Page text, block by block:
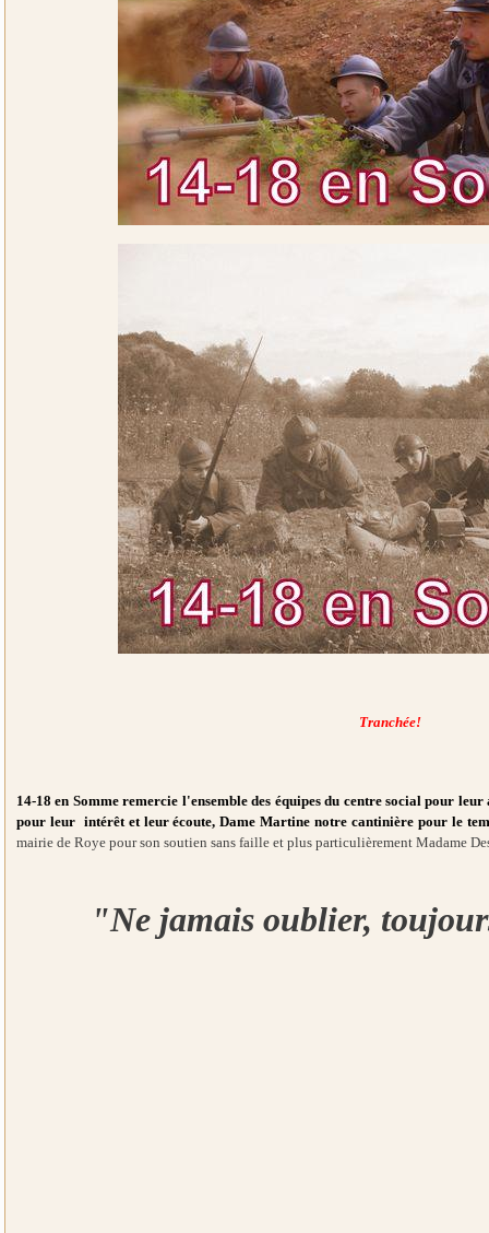
Tranchée!
14-18 en Somme remercie l'ensemble des équipes du centre social pour leur
pour leur intérêt et leur écoute, Dame Martine notre cantinière pour le
mairie de Roye pour son soutien sans faille et plus particulièrement Madame
"Ne jamais oublier,